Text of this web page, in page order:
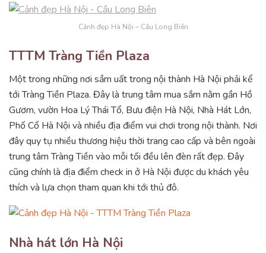
Cảnh đẹp Hà Nội – Cầu Long Biên
TTTM Tràng Tiền Plaza
Một trong những nơi sầm uất trong nội thành Hà Nội phải kể
tới Tràng Tiền Plaza. Đây là trung tâm mua sắm nằm gần Hồ
Gươm, vườn Hoa Lý Thái Tổ, Bưu điện Hà Nội, Nhà Hát Lớn,
Phố Cổ Hà Nội và nhiều địa điểm vui chơi trong nội thành. Nơi
đây quy tụ nhiều thương hiệu thời trang cao cấp và bên ngoài
trung tâm Tràng Tiền vào mỗi tối đều lên đèn rất đẹp. Đây
cũng chính là địa điểm check in ở Hà Nội được du khách yêu
thích và lựa chọn tham quan khi tới thủ đô.
Nhà hát lớn Hà Nội